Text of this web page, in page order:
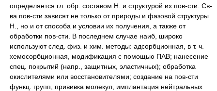
определяется гл. обр. составом Н. и структурой их пов-сти. Св-
ва пов-сти зависят не только от природы и фазовой структуры
Н., но и от способа и условии их получения, а также от
обработки пов-сти. В последнем случае наиб, широко
используют след. физ. и хим. методы: адсорбционная, в т. ч.
хемосорбционная, модификация с помощью ПАВ; нанесение
спец. покрытий (напр., защитных, эластичных); обработка
окислителями или восстановителями; создание на пов-сти
функц. групп, прививка молекул, имплантация нейтральных